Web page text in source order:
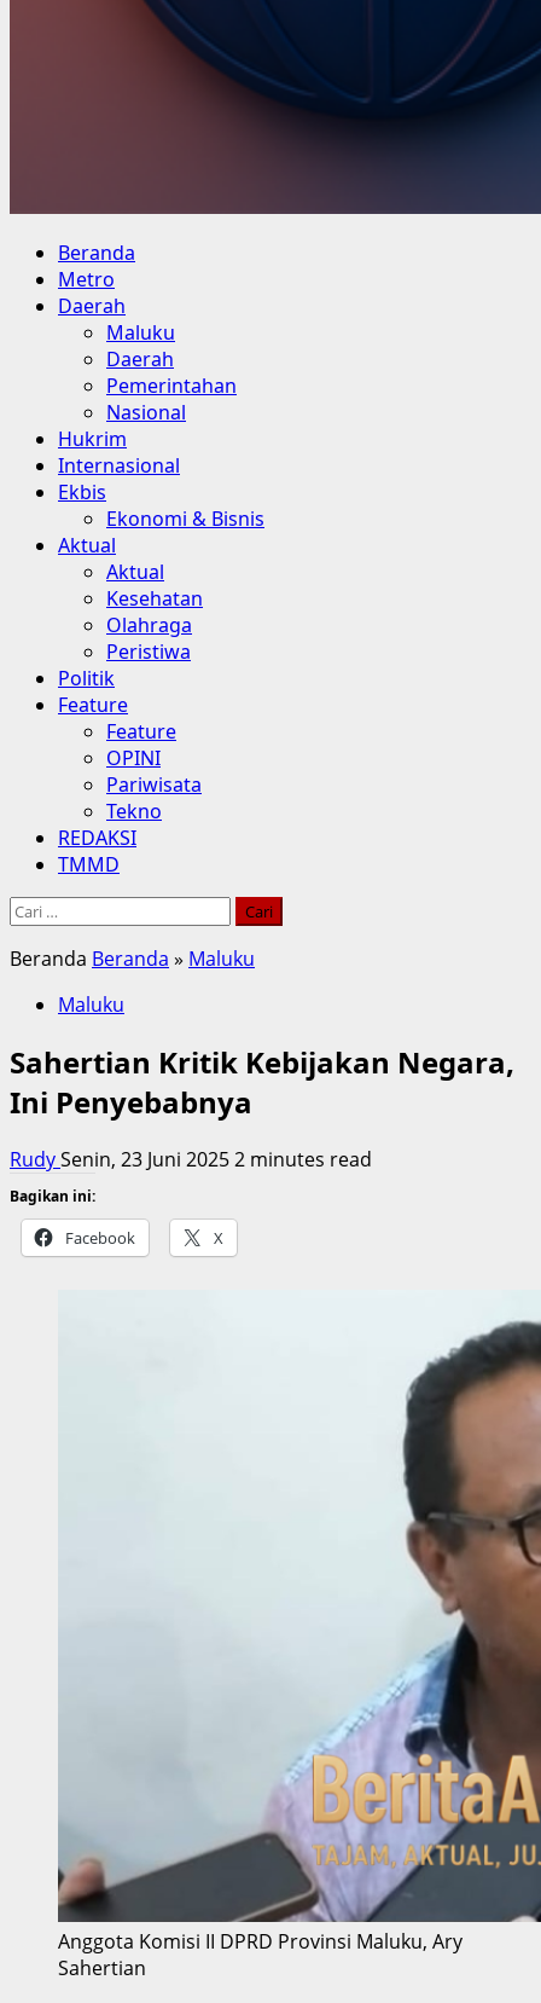
Primary
Menu
Beranda
Metro
Daerah
Maluku
Daerah
Pemerintahan
Nasional
Hukrim
Internasional
Ekbis
Ekonomi & Bisnis
Aktual
Aktual
Kesehatan
Olahraga
Peristiwa
Politik
Feature
Feature
OPINI
Pariwisata
Tekno
REDAKSI
TMMD
Cari
Beranda Beranda » Maluku
Maluku
Sahertian Kritik Kebijakan Negara,
Ini Penyebabnya
RudySenin, 23 Juni 20252 minutes read
Bagikan ini:
Facebook X
Anggota Komisi II DPRD Provinsi Maluku, Ary
Sahertian